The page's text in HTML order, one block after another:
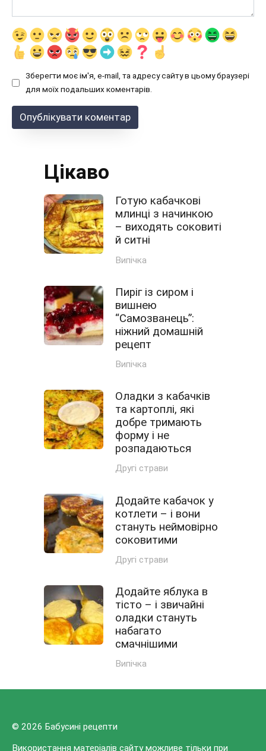
Зберегти моє ім'я, e-mail, та адресу сайту в цьому браузері
для моїх подальших коментарів.
Цікаво
Готую кабачкові
млинці з начинкою
– виходять соковиті
й ситні
Випічка
Пиріг із сиром і
вишнею
“Самозванець”:
ніжний домашній
рецепт
Випічка
Оладки з кабачків
та картоплі, які
добре тримають
форму і не
розпадаються
Другі страви
Додайте кабачок у
котлети – і вони
стануть неймовірно
соковитими
Другі страви
Додайте яблука в
тісто – і звичайні
оладки стануть
набагато
смачнішими
Випічка
© 2026 Бабусині рецепти
Використання матеріалів сайту можливе тільки при